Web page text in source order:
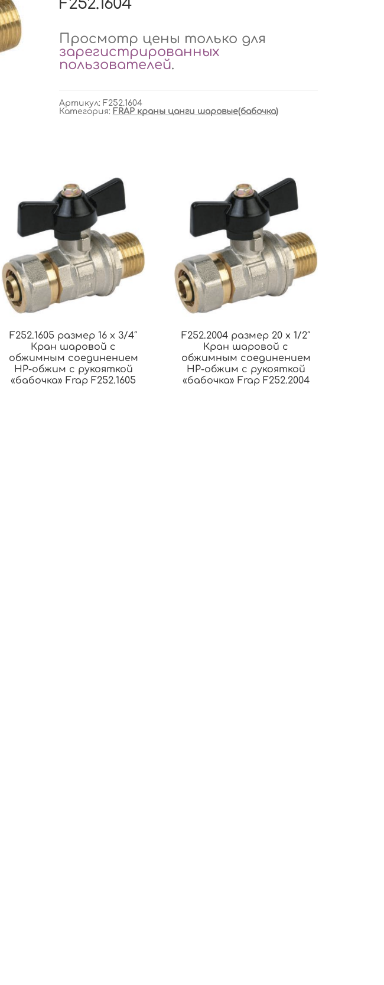
F252.1604
Просмотр цены только для
зарегистрированных
пользователей.
Артикул: F252.1604
Категория: FRAP краны цанги шаровые(бабочка)
F252.1605 размер 16 x 3/4″
Кран шаровой с
обжимным соединением
НР-обжим с рукояткой
«бабочка» Frap F252.1605
F252.2004 размер 20 x 1/2″
Кран шаровой с
обжимным соединением
НР-обжим с рукояткой
«бабочка» Frap F252.2004